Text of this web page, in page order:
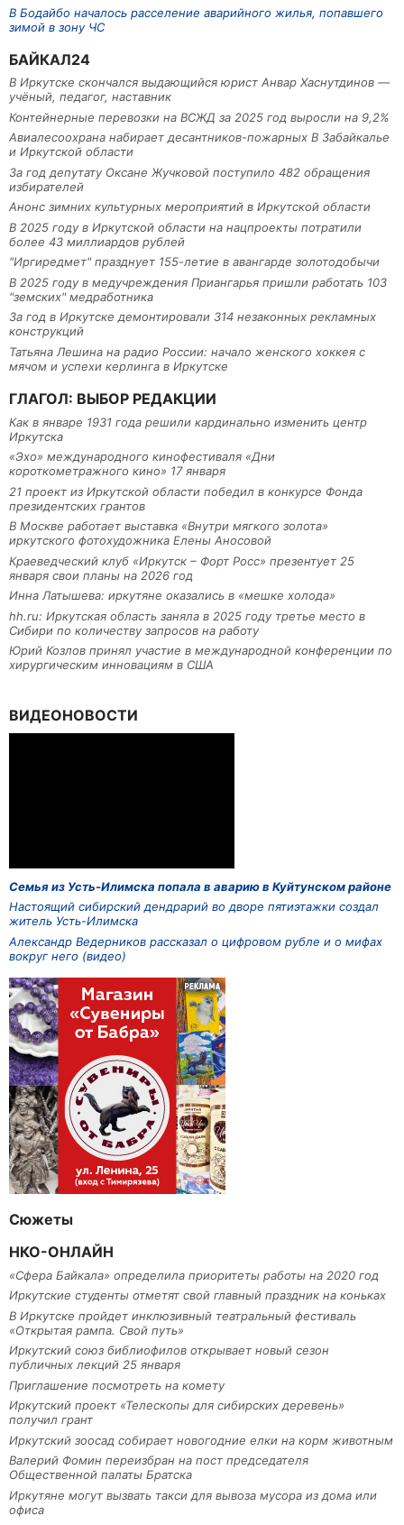
В Бодайбо началось расселение аварийного жилья, попавшего
зимой в зону ЧС
БАЙКАЛ24
В Иркутске скончался выдающийся юрист Анвар Хаснутдинов —
учёный, педагог, наставник
Контейнерные перевозки на ВСЖД за 2025 год выросли на 9,2%
Авиалесоохрана набирает десантников-пожарных В Забайкалье
и Иркутской области
За год депутату Оксане Жучковой поступило 482 обращения
избирателей
Анонс зимних культурных мероприятий в Иркутской области
В 2025 году в Иркутской области на нацпроекты потратили
более 43 миллиардов рублей
"Иргиредмет" празднует 155-летие в авангарде золотодобычи
В 2025 году в медучреждения Приангарья пришли работать 103
"земских" медработника
За год в Иркутске демонтировали 314 незаконных рекламных
конструкций
Татьяна Лешина на радио России: начало женского хоккея с
мячом и успехи керлинга в Иркутске
ГЛАГОЛ: ВЫБОР РЕДАКЦИИ
Как в январе 1931 года решили кардинально изменить центр
Иркутска
«Эхо» международного кинофестиваля «Дни
короткометражного кино» 17 января
21 проект из Иркутской области победил в конкурсе Фонда
президентских грантов
В Москве работает выставка «Внутри мягкого золота»
иркутского фотохудожника Елены Аносовой
Краеведческий клуб «Иркутск – Форт Росс» презентует 25
января свои планы на 2026 год
Инна Латышева: иркутяне оказались в «мешке холода»
hh.ru: Иркутская область заняла в 2025 году третье место в
Сибири по количеству запросов на работу
Юрий Козлов принял участие в международной конференции по
хирургическим инновациям в США
ВИДЕОНОВОСТИ
Семья из Усть-Илимска попала в аварию в Куйтунском районе
Настоящий сибирский дендрарий во дворе пятиэтажки создал
житель Усть-Илимска
Александр Ведерников рассказал о цифровом рубле и о мифах
вокруг него (видео)
Сюжеты
НКО-ОНЛАЙН
«Сфера Байкала» определила приоритеты работы на 2020 год
Иркутские студенты отметят свой главный праздник на коньках
В Иркутске пройдет инклюзивный театральный фестиваль
«Открытая рампа. Свой путь»
Иркутский союз библиофилов открывает новый сезон
публичных лекций 25 января
Приглашение посмотреть на комету
Иркутский проект «Телескопы для сибирских деревень»
получил грант
Иркутский зоосад собирает новогодние елки на корм животным
Валерий Фомин переизбран на пост председателя
Общественной палаты Братска
Иркутяне могут вызвать такси для вывоза мусора из дома или
офиса